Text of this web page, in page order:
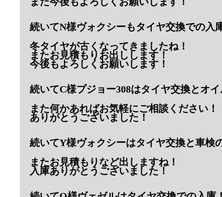
続いてN様ヴォクシーもタイヤ交換での入
冬タイヤが古くなってきましたね！
またお見積もりお出しします！
今後もよろしくお願いします！
続いてC様プジョー308はタイヤ交換とオ
また何かあればお気軽にご相談ください！
ありがとうございました！
続いてY様ヴォクシーはタイヤ交換と車検
またお見積もりなど出しますね！
入庫ありがとうございました！